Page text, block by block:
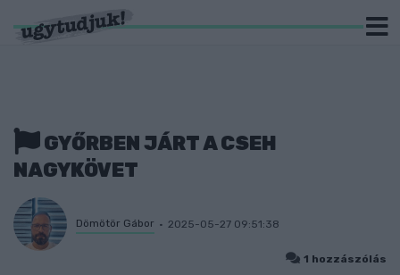
GYŐRBEN JÁRT A CSEH
NAGYKÖVET
Dömötör Gábor 2025-05-27 09:51:38
1 hozzászólás